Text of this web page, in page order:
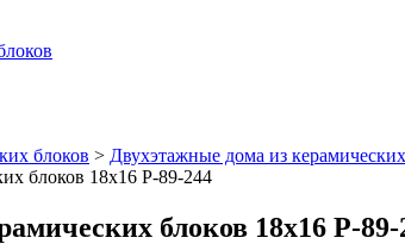
блоков > Двухэтажные дома из
блоков 18x16 Р-89-